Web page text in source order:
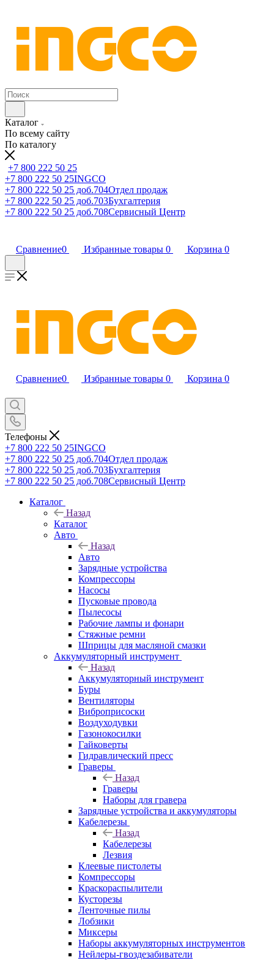
Каталог
По всему сайту
По каталогу
+7 800 222 50 25
+7 800 222 50 25INGCO
+7 800 222 50 25 доб.704Отдел продаж
+7 800 222 50 25 доб.703Бухгалтерия
+7 800 222 50 25 доб.708Сервисный Центр
Сравнение0 Избранные товары 0 Корзина 0
Сравнение0 Избранные товары 0 Корзина 0
Телефоны
+7 800 222 50 25INGCO
+7 800 222 50 25 доб.704Отдел продаж
+7 800 222 50 25 доб.703Бухгалтерия
+7 800 222 50 25 доб.708Сервисный Центр
Каталог
Назад
Каталог
Авто
Назад
Авто
Зарядные устройства
Компрессоры
Насосы
Пусковые провода
Пылесосы
Рабочие лампы и фонари
Стяжные ремни
Шприцы для масляной смазки
Аккумуляторный инструмент
Назад
Аккумуляторный инструмент
Буры
Вентиляторы
Виброприсоски
Воздуходувки
Газонокосилки
Гайковерты
Гидравлический пресс
Граверы
Назад
Граверы
Наборы для гравера
Зарядные устройства и аккумуляторы
Кабелерезы
Назад
Кабелерезы
Лезвия
Клеевые пистолеты
Компрессоры
Краскораспылители
Кусторезы
Ленточные пилы
Лобзики
Миксеры
Наборы аккумуляторных инструментов
Нейлеры-гвоздезабиватели